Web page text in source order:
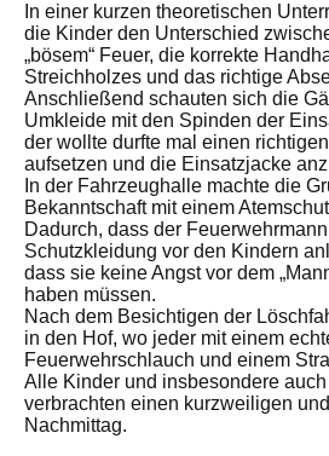
In einer kurzen theoretischen
die Kinder den Unterschied
„bösem“ Feuer, die korrekte
Streichholzes und das richtige
Anschließend schauten sich die
Umkleide mit den Spinden der
der wollte durfte mal einen
aufsetzen und die Einsatzjacke
In der Fahrzeughalle machte die
Bekanntschaft mit einem
Dadurch, dass der
Schutzkleidung vor den Kindern
dass sie keine Angst vor dem
haben müssen.
Nach dem Besichtigen der
in den Hof, wo jeder mit einem
Feuerwehrschlauch und einem
Alle Kinder und insbesondere
verbrachten einen kurzweiligen
Nachmittag.